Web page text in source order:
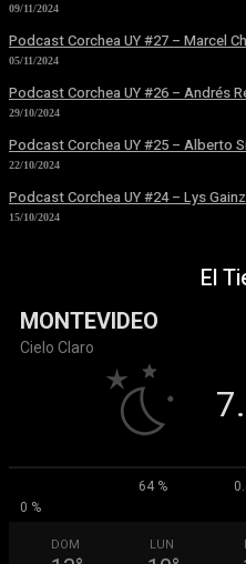
09/11/2024
Podcast Corchea UY #27 – Marcel
05/11/2024
Podcast Corchea UY #26 – Andrés
29/10/2024
Podcast Corchea UY #25 – Alberto
22/10/2024
Podcast Corchea UY #24 – Lys
15/10/2024
El
MONTEVIDEO
Cielo Claro
64 %
0 %
DOM LUN